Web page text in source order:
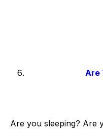
Are
Are you sleeping? Are